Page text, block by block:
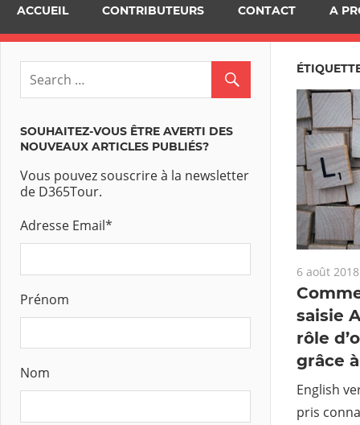
ACCUEIL CONTRIBUTEURS CONTACT A
6 août 2018
saisie
rôle
grâce
English
pris
SOUHAITEZ-VOUS ÊTRE AVERTI DES
NOUVEAUX ARTICLES PUBLIÉS?
Vous pouvez souscrire à la newsletter
de D365Tour.
Adresse Email*
Prénom
Nom